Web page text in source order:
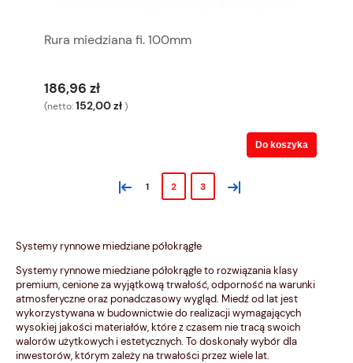
Rura miedziana fi. 100mm
186,96 zł
(netto:152,00 zł )
Do koszyka
« 1 2 3 »
Systemy rynnowe miedziane półokrągłe
Systemy rynnowe miedziane półokrągłe to rozwiązania klasy
premium, cenione za wyjątkową trwałość, odporność na warunki
atmosferyczne oraz ponadczasowy wygląd. Miedź od lat jest
wykorzystywana w budownictwie do realizacji wymagających
wysokiej jakości materiałów, które z czasem nie tracą swoich
walorów użytkowych i estetycznych. To doskonały wybór dla
inwestorów, którym zależy na trwałości przez wiele lat.